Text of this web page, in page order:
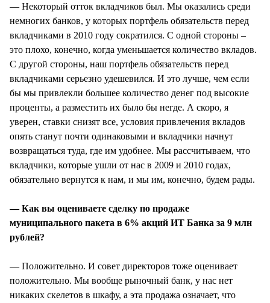
— Некоторый отток вкладчиков был. Мы оказались среди
немногих банков, у которых портфель обязательств перед
вкладчиками в 2010 году сократился. С одной стороны –
это плохо, конечно, когда уменьшается количество вкладов.
С другой стороны, наш портфель обязательств перед
вкладчиками серьезно удешевился. И это лучше, чем если
бы мы привлекли большее количество денег под высокие
проценты, а разместить их было бы негде. А скоро, я
уверен, ставки снизят все, условия привлечения вкладов
опять станут почти одинаковыми и вкладчики начнут
возвращаться туда, где им удобнее. Мы рассчитываем, что
вкладчики, которые ушли от нас в 2009 и 2010 годах,
обязательно вернутся к нам, и мы им, конечно, будем рады.
— Как вы оцениваете сделку по продаже
муниципального пакета в 6% акций ИТ Банка за 9 млн
рублей?
— Положительно. И совет директоров тоже оценивает
положительно. Мы вообще рыночный банк, у нас нет
никаких скелетов в шкафу, а эта продажа означает, что